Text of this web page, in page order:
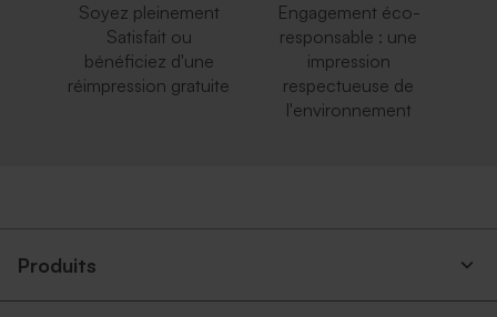
Soyez pleinement
Satisfait ou
bénéficiez d'une
réimpression gratuite
Engagement éco-
responsable : une
impression
respectueuse de
l'environnement
Produits